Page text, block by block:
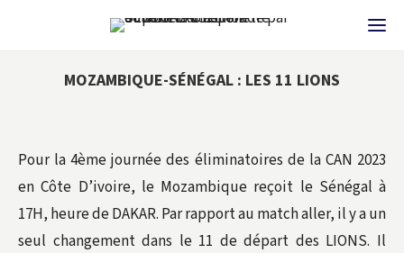
MOZAMBIQUE-SÉNÉGAL : LES 11 LIONS
Pour la 4ème journée des éliminatoires de la CAN 2023
en Côte D’ivoire, le Mozambique reçoit le Sénégal à
17H, heure de DAKAR. Par rapport au match aller, il y a un
seul changement dans le 11 de départ des LIONS. Il